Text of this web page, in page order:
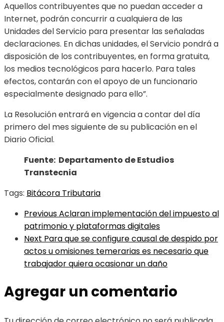
Aquellos contribuyentes que no puedan acceder a
Internet, podrán concurrir a cualquiera de las
Unidades del Servicio para presentar las señaladas
declaraciones. En dichas unidades, el Servicio pondrá a
disposición de los contribuyentes, en forma gratuita,
los medios tecnológicos para hacerlo. Para tales
efectos, contarán con el apoyo de un funcionario
especialmente designado para ello”.
La Resolución entrará en vigencia a contar del día
primero del mes siguiente de su publicación en el
Diario Oficial.
Fuente: Departamento de Estudios
Transtecnia
Tags: Bitácora Tributaria
PreviousAclaran implementación del impuesto al
patrimonio y plataformas digitales
Next Para que se configure causal de despido por
actos u omisiones temerarias es necesario que
trabajador quiera ocasionar un daño
Agregar un comentario